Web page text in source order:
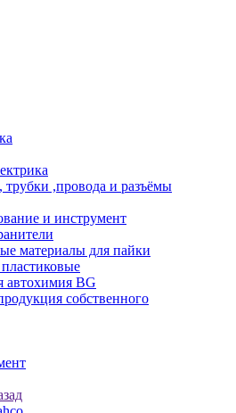
трубки ,провода и разъёмы
и инструмент
материалы для пайки
автохимия BG
собственного